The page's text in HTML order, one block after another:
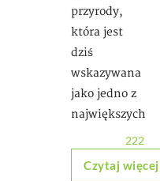
przyrody,
która jest
dziś
wskazywana
jako jedno z
największych
222
Czytaj więcej